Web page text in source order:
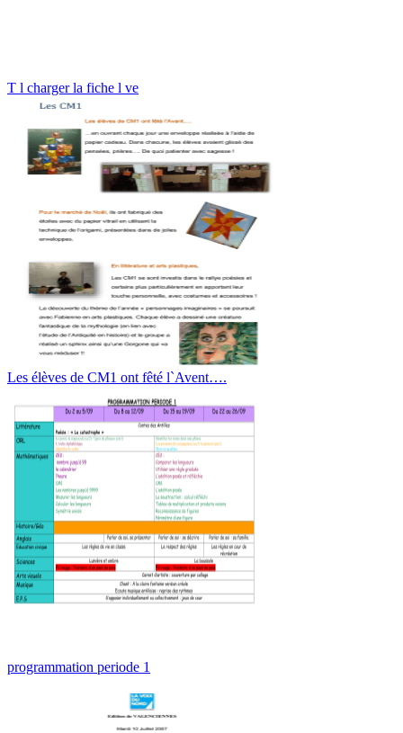
T l charger la fiche l ve
Les élèves de CM1 ont fêté l`Avent….
programmation periode 1